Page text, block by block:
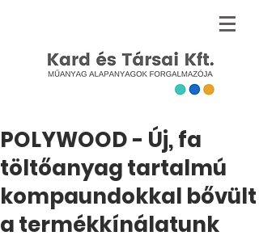
POLYWOOD - Új, fa
töltőanyag tartalmú
kompaundokkal bővült
a termékkínálatunk